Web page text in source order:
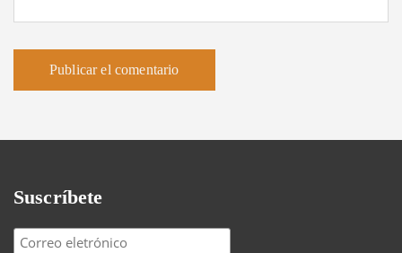
Suscríbete